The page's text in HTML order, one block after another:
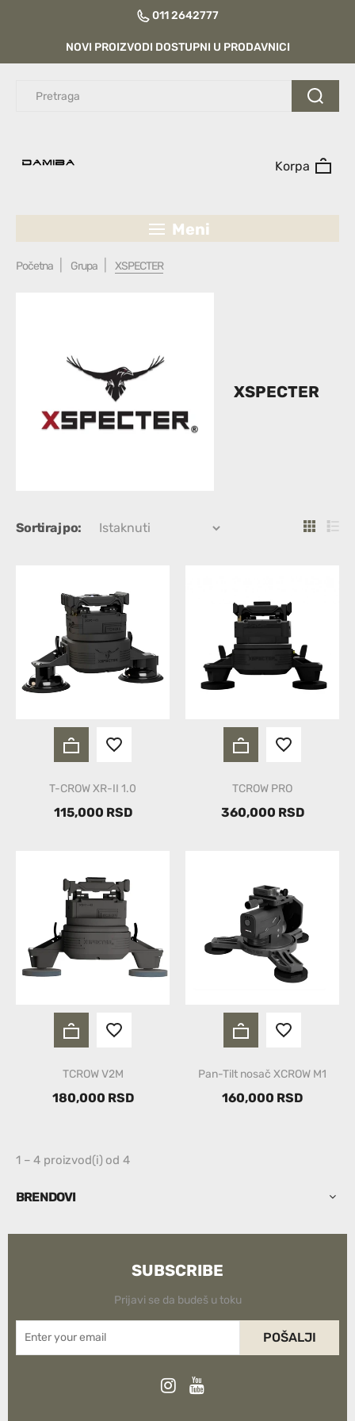
011 2642777
NOVI PROIZVODI DOSTUPNI U PRODAVNICI
Korpa
Meni
Početna Grupa XSPECTER
XSPECTER
Sortiraj po:
T-CROW XR-II 1.0
115,000 RSD
TCROW PRO
360,000 RSD
TCROW V2M
180,000 RSD
Pan-Tilt nosač XCROW M1
160,000 RSD
1 – 4 proizvod(i) od 4
BRENDOVI
SUBSCRIBE
Prijavi se da budeš u toku
POŠALJI